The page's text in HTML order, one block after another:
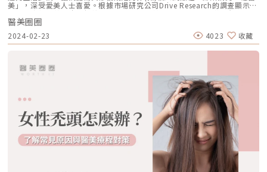
險的成年人，例如有慢性疾病、作息不規律或工作壓力大者，經醫師評估認
為風險較高的情況下，也同樣建議接種。根據疾病管制局的建議，年滿50歲
（含）且未曾接種帶狀皰疹疫苗的人，不論過去是否有水痘或帶狀皰疹的病
史，都應考慮接種疫苗。優先推薦使用欣剋疹Shingrix疫苗，以獲得最佳的
保護效果。新款帶狀疱疹疫苗的適用族群，你符合嗎？根據美國的研究，超
過99.5%的成年人在40歲以上都帶有帶狀疱疹病毒。此外，台灣衛生福利
部中央健康保險署的統計數據顯示，台灣人一生中罹患帶狀疱疹的機率高達
疹的風險會顯著增加，這一風險比未感染新冠的人群高出15%。綜合這些數
據，我們可以得出結論，過去認為只有50歲以上或高風險族群需要接種疫苗
的觀念必須調整。如今，每個人都有必要考慮預防帶狀疱疹！李醫師特別建
議，以下情況的人應儘快諮詢醫護人員，以評估是否需要接種帶狀疱疹疫
苗： 年齡在50歲以上的長者 曾經感染過水痘或出現過帶狀疱疹的人 確診過
COVID-19的患者 生活作息不規律或面臨高壓的人 罹患慢性病的人（例如：
高血壓、高血糖或高血脂） 免疫系統較弱者（例如：癌症患者或HIV感染
者）此外，值得注意的是，傳統上認為只要得過一次帶狀疱疹，就不會再次
感染的說法其實是不正確的。在皮膚症狀完全癒合後，帶狀疱疹病毒仍會潛
伏在神經節內。即使接受了為期7天的抗病毒藥物治療，病毒仍無法被完全
清除，並且這也無法降低帶狀疱疹後神經痛的發生率。因此，當免疫系統再
次下降時，帶狀疱疹可能會再次復發。根據杰膚美門診經驗，免疫力較低的
患者每年都可能經歷多次發作。《點擊看完整文章介紹》
美」，深受愛美人士喜愛。根據市場研究公司Drive Research的調查顯示，
女性平均每日花在皮膚保養的時間為22.4分鐘，意即一星期只花兩個半小
時，因此如何把握有限時間達到全面性(comprehensive)的效果是他們追求
的目標，高達99%的受訪者皆表示願意投資(不論多或少)高品質的肌膚保養
產品或服務。聖宜醫美看準現代人對高效保養的需求，於板橋開設新北市第
一間分館：聖宜診所板橋館，主打電音波、微整與皮膚保養等輕醫美療程，
所2024年度品牌大使「最美博士」許藍方也首度公開亮相，暢談自身保養
與醫美體驗，並分享如何讓自己與伴侶都「性」福的小撇步。聖宜診所板橋
館主打電音波、微整與皮膚保養等輕醫美療程，提供愛美朋友輕鬆變美的最
佳方案。圖/聖宜診所提供。醫美年輕化回不去 主打小資族群 聖宜板橋館讓
妳體驗有感輕美根據聖宜診所會員資料庫的分析，30歲以下消費客戶佔比將
近五成，其中26-30歲區間的族群更連續三年(2021-2023)成為消費主力。
瞄準年輕人與小資族群對高效保養的需求，聖宜醫美在板橋開設全台第七間
暨新北第一間分館，串連台北市的忠孝與站前館，打造捷運藍線美麗「聖宜
站」，擴大服務密度，也希望提供板橋區廣大年輕工作與生活消費族群輕鬆
變美的選擇。聖宜板橋館位於生活、交通與商業機能完備的府中商圈，鄰近
府中捷運站與板橋車站，交通快速便捷。全館獨棟建築空間，配置15間獨立
美容室，提供民眾單純、隱私與舒適的醫美體驗。全館以歐式古典風格為主
軸，搭配柔和燈光營造出優雅和寧靜的氛圍。此外，為迎合板橋地區快速的
醫美圈圈
2024-02-23 4023 收藏